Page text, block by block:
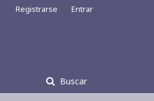
Buscar
Registrarse Entrar